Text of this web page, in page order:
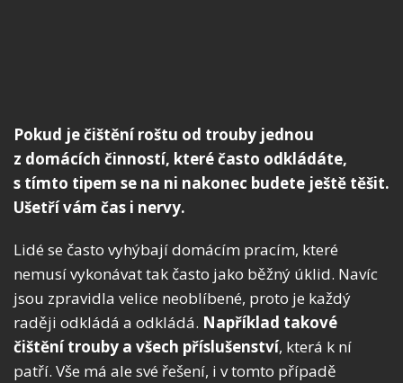
Pokud je čištění roštu od trouby jednou
z domácích činností, které často odkládáte,
s tímto tipem se na ni nakonec budete ještě těšit.
Ušetří vám čas i nervy.
Lidé se často vyhýbají domácím pracím, které
nemusí vykonávat tak často jako běžný úklid. Navíc
jsou zpravidla velice neoblíbené, proto je každý
raději odkládá a odkládá. Například takové
čištění trouby a všech příslušenství, která k ní
patří. Vše má ale své řešení, i v tomto případě